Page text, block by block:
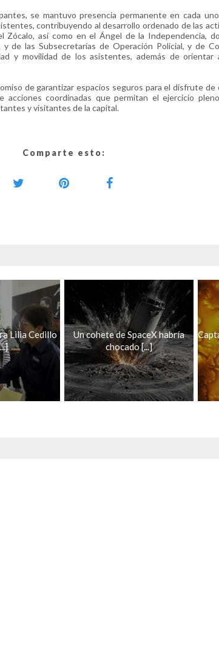
se mantuvo presencia permanente en cada
contribuyendo al desarrollo ordenado de las
así como en el Ángel de la Independencia,
de las Subsecretarías de Operación Policial, y de
y movilidad de los asistentes, además de
de garantizar espacios seguros para el disfrute de
acciones coordinadas que permitan el ejercicio
y visitantes de la capital.
Comparte esto:
Lilia Cedillo
Un cohete de SpaceX habría
chocado [...]